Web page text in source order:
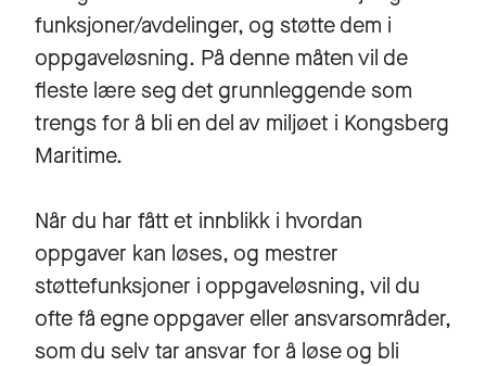
funksjoner/avdelinger, og støtte dem i
oppgaveløsning. På denne måten vil de
fleste lære seg det grunnleggende som
trengs for å bli en del av miljøet i Kongsberg
Maritime.
Når du har fått et innblikk i hvordan
oppgaver kan løses, og mestrer
støttefunksjoner i oppgaveløsning, vil du
ofte få egne oppgaver eller ansvarsområder,
som du selv tar ansvar for å løse og bli